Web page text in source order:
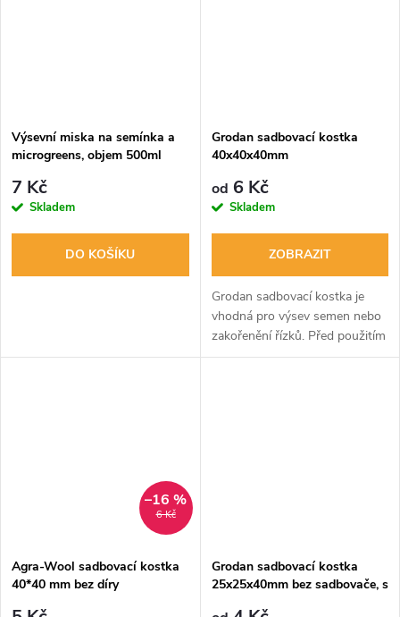
Výsevní miska na semínka a
microgreens, objem 500ml
7 Kč
Skladem
DO KOŠÍKU
Grodan sadbovací kostka
40x40x40mm
od 6 Kč
Skladem
ZOBRAZIT
Grodan sadbovací kostka je
vhodná pro výsev semen nebo
zakořenění řízků. Před použitím
je nutné ji namočit ve vlažné
6 Kč
–16 %
Agra-Wool sadbovací kostka
40*40 mm bez díry
Grodan sadbovací kostka
25x25x40mm bez sadbovače, s